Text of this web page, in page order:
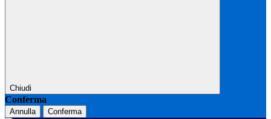
Chiudi
Conferma
Annulla Conferma